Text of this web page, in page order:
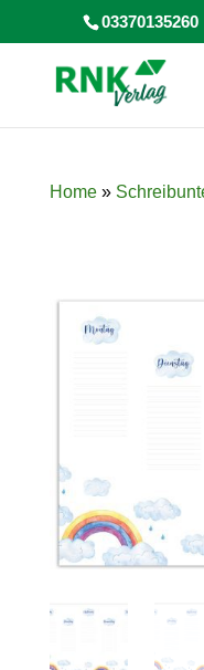
03370135260
Home»